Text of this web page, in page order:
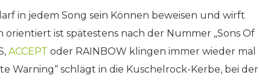
in jedem Song sein Können beweisen und wirft
orientiert ist spätestens nach der Nummer „Sons Of
ACCEPT oder RAINBOW klingen immer wieder mal
Warning“ schlägt in die Kuschelrock-Kerbe, bei der